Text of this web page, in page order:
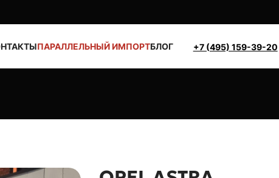
ПАРАЛЛЕЛЬНЫЙ ИМПОРТБЛОГ +7 (495) 159-39-20